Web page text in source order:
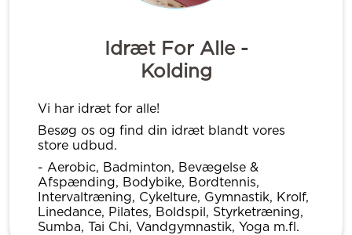
Idræt For Alle -
Kolding
Vi har idræt for alle!
Besøg os og find din idræt blandt vores
store udbud.
- Aerobic, Badminton, Bevægelse &
Afspænding, Bodybike, Bordtennis,
Intervaltræning, Cykelture, Gymnastik, Krolf,
Linedance, Pilates, Boldspil, Styrketræning,
Sumba, Tai Chi, Vandgymnastik, Yoga m.fl.